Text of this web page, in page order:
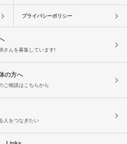
プライバシーポリシー
さんを募集しています!
の方へ
ご相談はこちらから
人をつなぎたい